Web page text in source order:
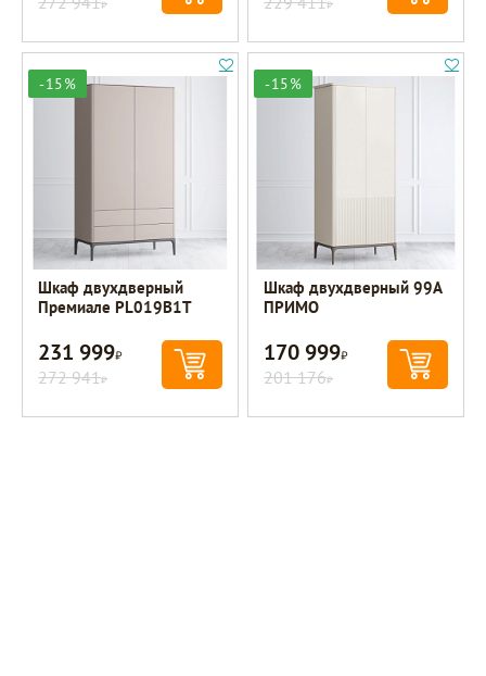
-15%
Шкаф двухдверный
Премиале PL019B1T
231 999Р
272 941Р
-15%
Шкаф двухдверный 99A
ПРИМО
170 999Р
201 176Р